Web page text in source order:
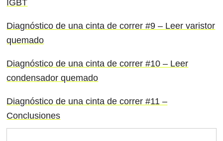
IGBT
Diagnóstico de una cinta de correr #9 – Leer varistor
quemado
Diagnóstico de una cinta de correr #10 – Leer
condensador quemado
Diagnóstico de una cinta de correr #11 –
Conclusiones